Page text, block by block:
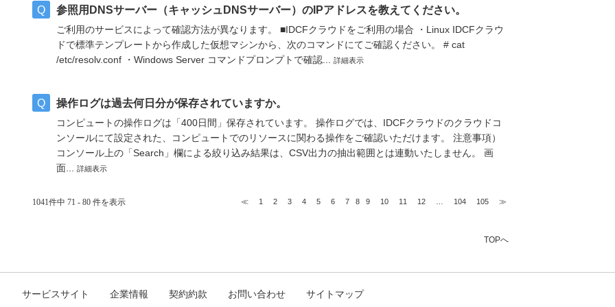
参照用DNSサーバー（キャッシュDNSサーバー）のIPアドレスを教えてください。
ご利用のサービスによって確認方法が異なります。 ■IDCFクラウドをご利用の場合 ・Linux IDCFクラウ
ドで標準テンプレートから作成した仮想マシンから、次のコマンドにてご確認ください。 # cat
/etc/resolv.conf ・Windows Server コマンドプロンプトで確認... 詳細表示
操作ログは過去何日分が保存されていますか。
コンピュートの操作ログは「400日間」保存されています。 操作ログでは、IDCFクラウドのクラウドコ
ンソールにて設定された、コンピュートでのリソースに関わる操作をご確認いただけます。 注意事項）
コンソール上の「Search」欄による絞り込み結果は、CSV出力の抽出範囲とは連動いたしません。 画
面... 詳細表示
1041件中 71 - 80 件を表示 ≪ 1 2 3 4 5 6 7 8 9 10 11 12 104 105 ≫
TOPへ
サービスサイト 企業情報 契約約款 お問い合わせ サイトマップ